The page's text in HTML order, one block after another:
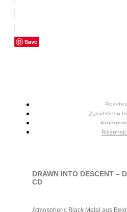
Save
Zusätzliche
DRAWN INTO DESCENT –
CD
Atmospheric Black Metal aus